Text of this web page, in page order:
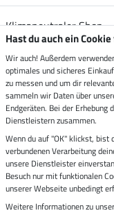
Klimaneutraler Shop
Zustellung durch
Sicher bezahlen mit
Hast du auch ein
Wir auch! Außerdem
optimales und sicheres
zu messen und um dir
sammeln wir Daten über
Endgeräten. Bei der
Dienstleistern zusammen.
Wenn du auf "OK" klickst, bist
verbundenen Verarbeitung
unsere Dienstleister
Besuch nur mit funktionalen
unserer Webseite unbedingt
Weitere Informationen zu